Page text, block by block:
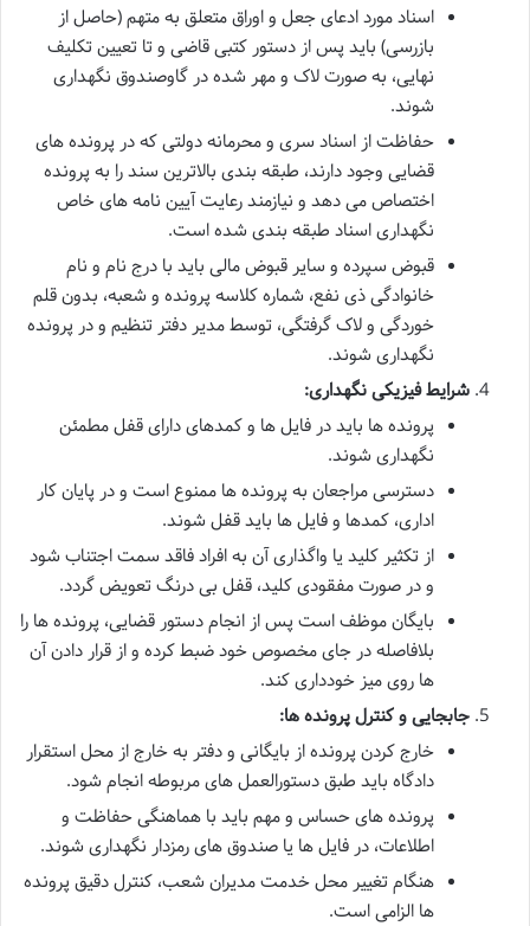
اسناد مورد ادعای جعل و اوراق متعلق به متهم (حاصل از
بازرسی) باید پس از دستور کتبی قاضی و تا تعیین تکلیف
نهایی، به صورت لاک و مهر شده در گاوصندوق نگهداری
شوند.
حفاظت از اسناد سری و محرمانه دولتی که در پرونده های
قضایی وجود دارند، طبقه بندی بالاترین سند را به پرونده
اختصاص می دهد و نیازمند رعایت آیین نامه های خاص
نگهداری اسناد طبقه بندی شده است.
قبوض سپرده و سایر قبوض مالی باید با درج نام و نام
خانوادگی ذی نفع، شماره کلاسه پرونده و شعبه، بدون قلم
خوردگی و لاک گرفتگی، توسط مدیر دفتر تنظیم و در پرونده
نگهداری شوند.
شرایط فیزیکی نگهداری:
پرونده ها باید در فایل ها و کمدهای دارای قفل مطمئن
نگهداری شوند.
دسترسی مراجعان به پرونده ها ممنوع است و در پایان کار
اداری، کمدها و فایل ها باید قفل شوند.
از تکثیر کلید یا واگذاری آن به افراد فاقد سمت اجتناب شود
و در صورت مفقودی کلید، قفل بی درنگ تعویض گردد.
بایگان موظف است پس از انجام دستور قضایی، پرونده ها را
بلافاصله در جای مخصوص خود ضبط کرده و از قرار دادن آن
ها روی میز خودداری کند.
جابجایی و کنترل پرونده ها:
خارج کردن پرونده از بایگانی و دفتر به خارج از محل استقرار
دادگاه باید طبق دستورالعمل های مربوطه انجام شود.
پرونده های حساس و مهم باید با هماهنگی حفاظت و
اطلاعات، در فایل ها یا صندوق های رمزدار نگهداری شوند.
هنگام تغییر محل خدمت مدیران شعب، کنترل دقیق پرونده
ها الزامی است.